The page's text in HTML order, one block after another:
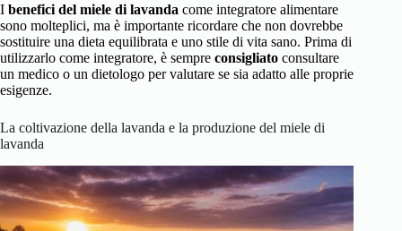
I benefici del miele di lavanda come integratore alimentare
sono molteplici, ma è importante ricordare che non dovrebbe
sostituire una dieta equilibrata e uno stile di vita sano. Prima di
utilizzarlo come integratore, è sempre consigliato consultare
un medico o un dietologo per valutare se sia adatto alle proprie
esigenze.
La coltivazione della lavanda e la produzione del miele di
lavanda